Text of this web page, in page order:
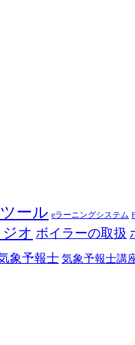
ール eラーニングシステム
オ ボイラーの取扱
象予報士 気象予報士講